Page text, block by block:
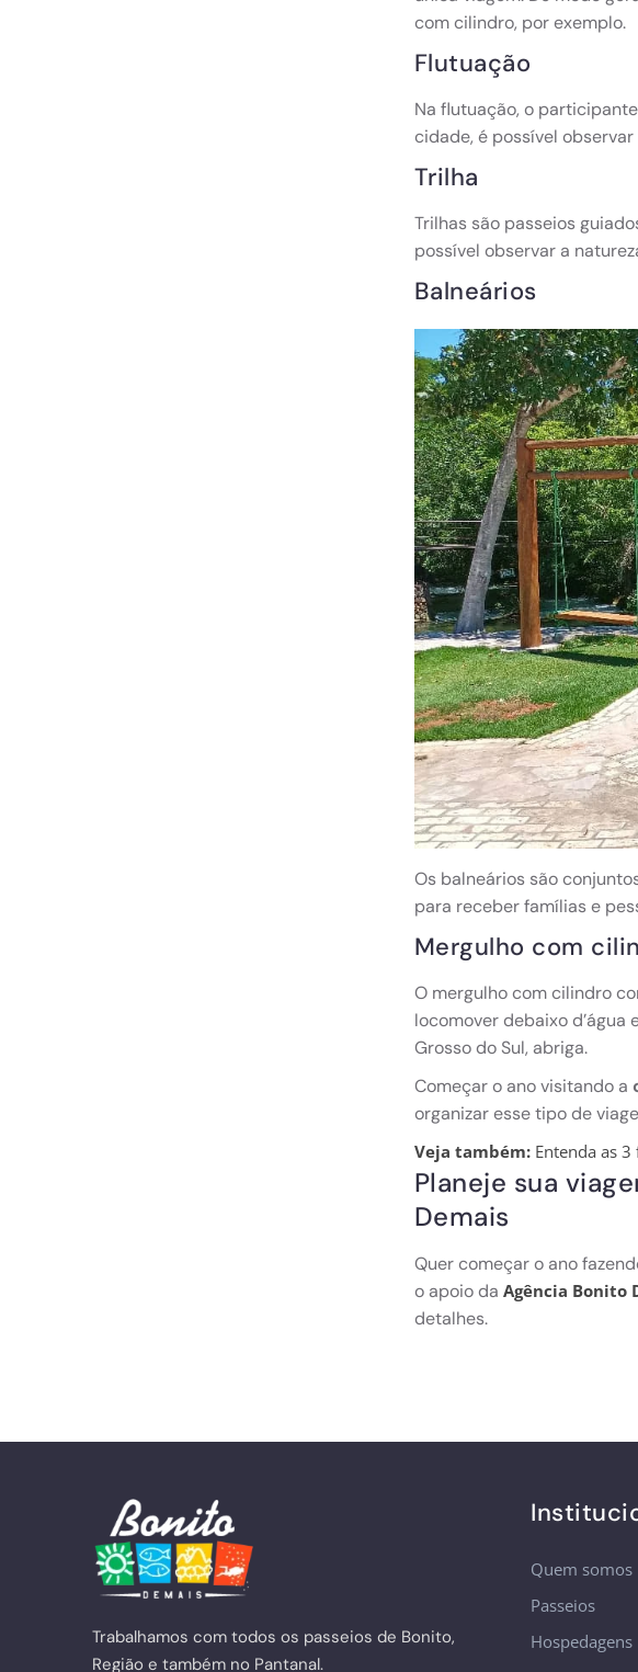
com cilindro, por exemplo.
Flutuação
Na flutuação, o
cidade, é possível
Trilha
Trilhas são passeios
possível observar a
Balneários
Os balneários são
para receber famílias e
Mergulho com
O mergulho com cilindro
locomover debaixo
Grosso do Sul, abriga.
Começar o ano visitando a
organizar esse tipo de
Veja também: Entenda as
Planeje sua
Demais
Quer começar o ano
o apoio da Agência Bonito
detalhes.
Trabalhamos com todos os passeios de Bonito,
Região e também no Pantanal.
Quem somos
Passeios
Hospedagens